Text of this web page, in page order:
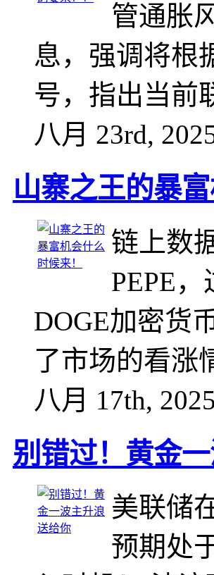
管通胀
息，强调将根
号，指出当前
八月 23rd,
山寨之王的暴
链上数
PEPE
DOGE加密货
了市场的看涨
八月 17th, 2025
别错过！黄金
美联储
预期处